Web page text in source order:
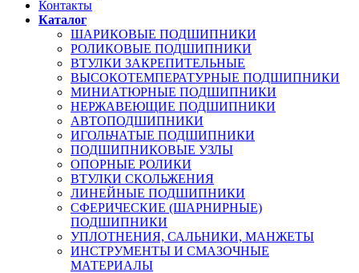
Контакты
Каталог
ШАРИКОВЫЕ ПОДШИПНИКИ
РОЛИКОВЫЕ ПОДШИПНИКИ
ВТУЛКИ ЗАКРЕПИТЕЛЬНЫЕ
ВЫСОКОТЕМПЕРАТУРНЫЕ ПОДШИПНИКИ
МИНИАТЮРНЫЕ ПОДШИПНИКИ
НЕРЖАВЕЮЩИЕ ПОДШИПНИКИ
АВТОПОДШИПНИКИ
ИГОЛЬЧАТЫЕ ПОДШИПНИКИ
ПОДШИПНИКОВЫЕ УЗЛЫ
ОПОРНЫЕ РОЛИКИ
ВТУЛКИ СКОЛЬЖЕНИЯ
ЛИНЕЙНЫЕ ПОДШИПНИКИ
СФЕРИЧЕСКИЕ (ШАРНИРНЫЕ)
ПОДШИПНИКИ
УПЛОТНЕНИЯ, САЛЬНИКИ, МАНЖЕТЫ
ИНСТРУМЕНТЫ И СМАЗОЧНЫЕ
МАТЕРИАЛЫ